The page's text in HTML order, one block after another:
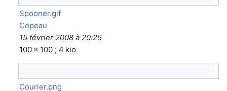
Spooner.gif
Copeau
15 février 2008 à 20:25
100 × 100 ; 4 kio
Courier.png